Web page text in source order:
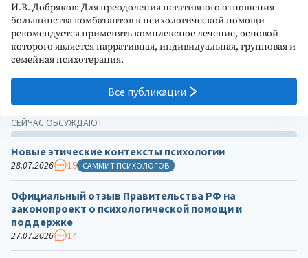
И.В. Добряков: Для преодоления негативного отношения
большинства комбатантов к психологической помощи
рекомендуется применять комплексное лечение, основой
которого является нарративная, индивидуальная, групповая и
семейная психотерапия.
Все публикации
СЕЙЧАС ОБСУЖДАЮТ
Новые этические контексты психологии
28.07.2026 19 САММИТ ПСИХОЛОГОВ
Официальный отзыв Правительства РФ на
законопроект о психологической помощи и
поддержке
27.07.2026 14